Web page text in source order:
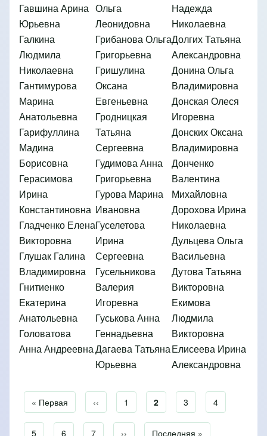
Гавшина Арина
Юрьевна
Галкина
Людмила
Николаевна
Гантимурова
Марина
Анатольевна
Гарифуллина
Мадина
Борисовна
Герасимова
Ирина
Константиновна
Гладченко Елена
Викторовна
Глушак Галина
Владимировна
Гнитиенко
Екатерина
Анатольевна
Головатова
Анна Андреевна
Ольга
Леонидовна
Грибанова Ольга
Григорьевна
Гришулина
Оксана
Евгеньевна
Гродницкая
Татьяна
Сергеевна
Гудимова Анна
Григорьевна
Гурова Марина
Ивановна
Гуселетова
Ирина
Сергеевна
Гусельникова
Валерия
Игоревна
Гуськова Анна
Геннадьевна
Дагаева Татьяна
Юрьевна
Надежда
Николаевна
Долгих Татьяна
Александровна
Донина Ольга
Владимировна
Донская Олеся
Игоревна
Донских Оксана
Владимировна
Донченко
Валентина
Михайловна
Дорохова Ирина
Николаевна
Дульцева Ольга
Васильевна
Дутова Татьяна
Викторовна
Екимова
Людмила
Викторовна
Елисеева Ирина
Александровна
Нумерация страниц
Первая страница
« Первая Предыдущая страница
‹‹ Страница
1 Текущая страница
2 Страница
3 Страница
4
Страница
5 Страница
6 Страница
7 Следующая страница
›› Последняя страница
Последняя »